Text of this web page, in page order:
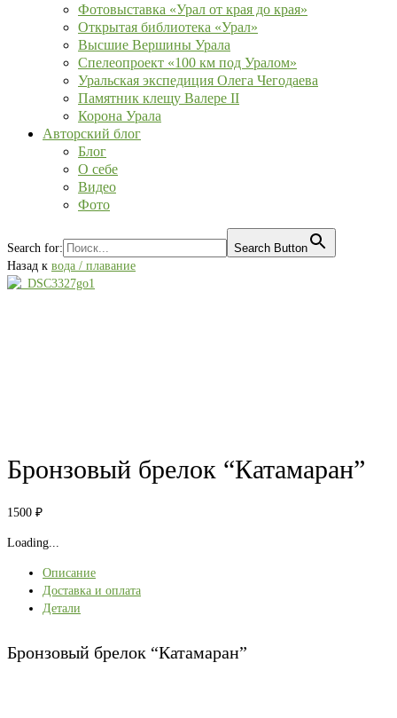
Фотовыставка «Урал от края до края»
Открытая библиотека «Урал»
Высшие Вершины Урала
Спелеопроект «100 км под Уралом»
Уральская экспедиция Олега Чегодаева
Памятник клещу Валере II
Корона Урала
Авторский блог
Блог
О себе
Видео
Фото
Search for:
Search Button
Назад к вода / плавание
Бронзовый брелок “Катамаран”
1500 ₽
Loading...
Описание
Доставка и оплата
Детали
Бронзовый брелок “Катамаран”